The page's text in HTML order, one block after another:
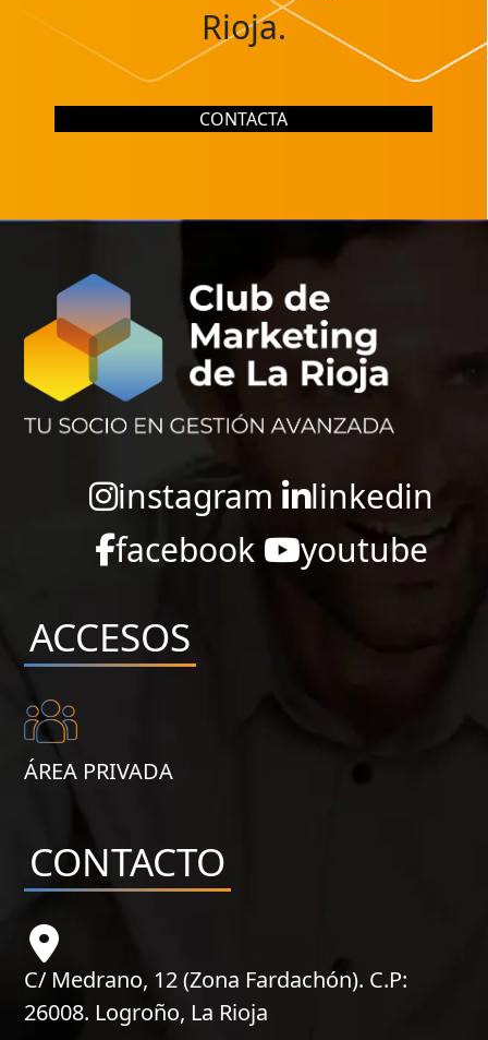
Rioja.
CONTACTA
instagram
linkedin
facebook
youtube
ACCESOS
ÁREA PRIVADA
CONTACTO
C/ Medrano, 12 (Zona Fardachón). C.P:
26008. Logroño, La Rioja